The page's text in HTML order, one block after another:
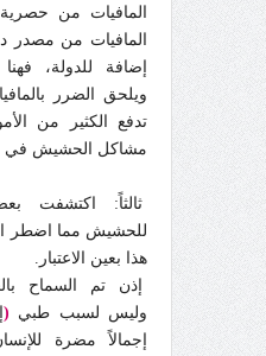
المافيات من
المافيات من مصدر
إضافة للدولة، فهنا
ويلحق الضرر
تدفع الكثير من
مشاكل الحشيش في
ثالثاً: اكتشفت
للحشيش مما اضطر
هذا بعين الاعتبار.
إذن تم السماح
وليس لسبب طبي (
إجمالاً مضرة